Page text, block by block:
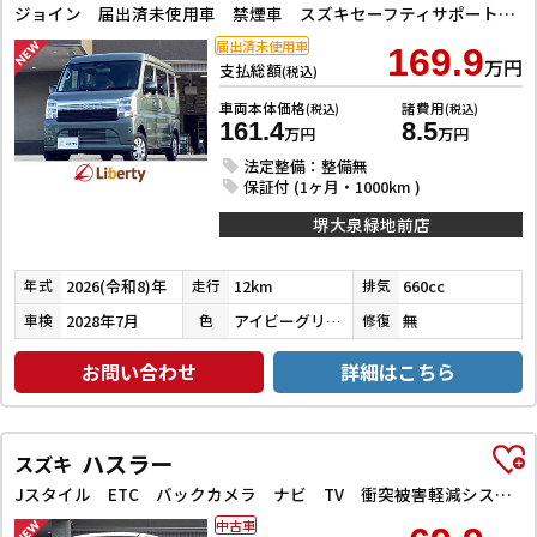
ジョイン 届出済未使用車 禁煙車 スズキセーフティサポート LEDヘッドライト 両側スライドドア スマートキー プッシュスタート 障害物センサー 運転席シートヒーター 電動格納ミラー
支払総額(税込) 169.9万円
車両本体価格(税込)
161.4万円
諸費用(税込)
8.5万円
法定整備：整備無
保証付 (1ヶ月・1000km )
届出済未使用車
堺大泉緑地前店
年式 2026(令和8)年 走行 12km 排気 660cc
車検 2028年7月 色 アイビーグリーンメタリック 修復 無
お問い合わせ 詳細はこちら
スズキ ハスラー
Jスタイル ETC バックカメラ ナビ TV 衝突被害軽減システム オートライト スマートキー アイドリングストップ 電動格納ミラー シートヒーター ベンチシート CVT ESC CD DVD再生
中古車